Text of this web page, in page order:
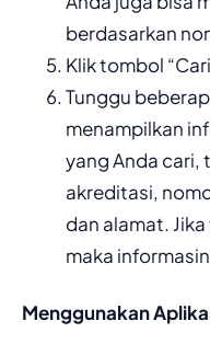
berdasarkan
Klik tombol
Tunggu
menampilkan
yang Anda cari,
akreditasi,
dan alamat.
maka
Menggunakan